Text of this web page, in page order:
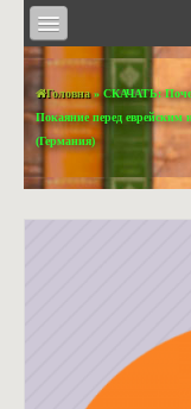
КНИЖКИ
Головна» СКАЧАТЬ:
Покаяние перед
(Германия)